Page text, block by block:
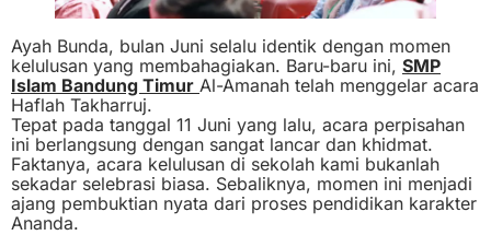
Ayah Bunda, bulan Juni selalu identik dengan momen
kelulusan yang membahagiakan. Baru-baru ini, SMP
Islam Bandung Timur Al-Amanah telah menggelar acara
Haflah Takharruj.
Tepat pada tanggal 11 Juni yang lalu, acara perpisahan
ini berlangsung dengan sangat lancar dan khidmat.
Faktanya, acara kelulusan di sekolah kami bukanlah
sekadar selebrasi biasa. Sebaliknya, momen ini menjadi
ajang pembuktian nyata dari proses pendidikan karakter
Ananda.